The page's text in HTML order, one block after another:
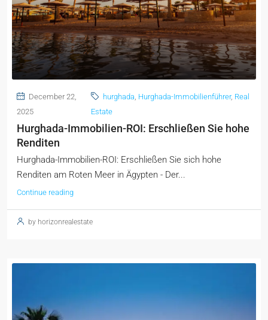
December 22,
2025
hurghada Hurghada-Immobilienführer, Real
Estate
Hurghada-Immobilien-ROI: Erschließen Sie hohe
Renditen
Hurghada-Immobilien-ROI: Erschließen Sie sich hohe
Renditen am Roten Meer in Ägypten - Der...
Continue reading
by horizonrealestate